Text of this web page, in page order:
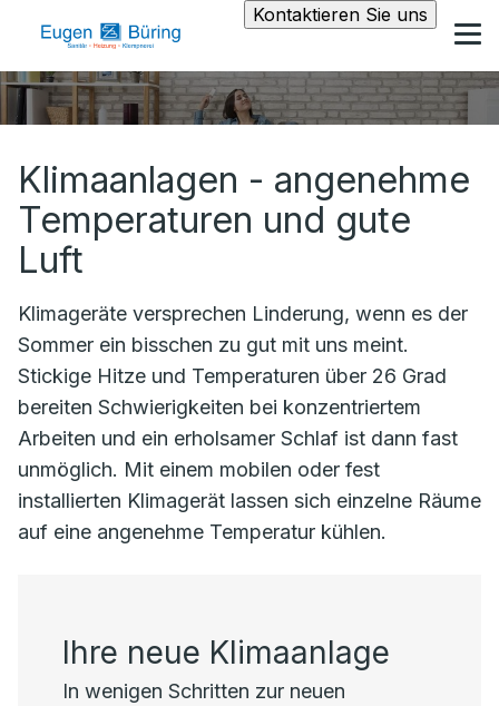
Kontaktieren Sie uns
Klimaanlagen - angenehme
Temperaturen und gute
Luft
Klimageräte versprechen Linderung, wenn es der
Sommer ein bisschen zu gut mit uns meint.
Stickige Hitze und Temperaturen über 26 Grad
bereiten Schwierigkeiten bei konzentriertem
Arbeiten und ein erholsamer Schlaf ist dann fast
unmöglich. Mit einem mobilen oder fest
installierten Klimagerät lassen sich einzelne Räume
auf eine angenehme Temperatur kühlen.
Ihre neue Klimaanlage
In wenigen Schritten zur neuen